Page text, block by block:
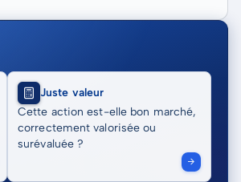
Juste valeur
Cette action est-elle bon marché,
correctement valorisée ou
surévaluée ?